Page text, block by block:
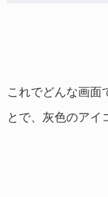
これでどんな画面
とで、灰色のアイ